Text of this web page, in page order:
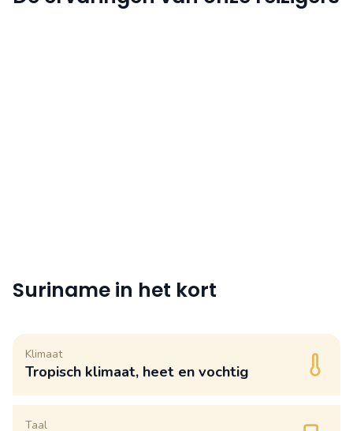
Suriname in het kort
Klimaat
Tropisch klimaat, heet en vochtig
Taal